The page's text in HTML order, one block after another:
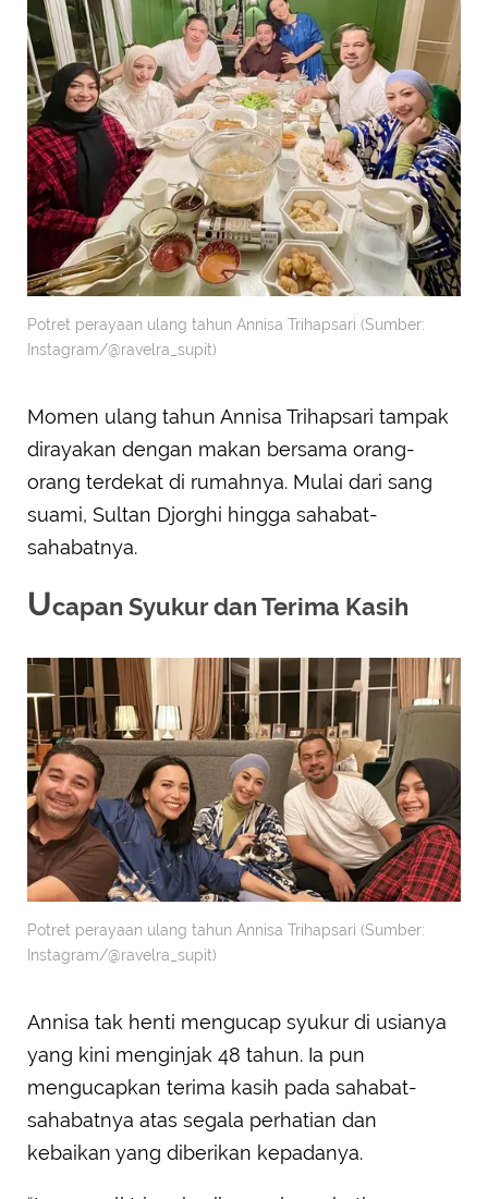
Potret perayaan ulang tahun Annisa Trihapsari (Sumber:
Instagram/@ravelra_supit)
Momen ulang tahun Annisa Trihapsari tampak
dirayakan dengan makan bersama orang-
orang terdekat di rumahnya. Mulai dari sang
suami, Sultan Djorghi hingga sahabat-
sahabatnya.
Ucapan Syukur dan Terima Kasih
Potret perayaan ulang tahun Annisa Trihapsari (Sumber:
Instagram/@ravelra_supit)
Annisa tak henti mengucap syukur di usianya
yang kini menginjak 48 tahun. Ia pun
mengucapkan terima kasih pada sahabat-
sahabatnya atas segala perhatian dan
kebaikan yang diberikan kepadanya.